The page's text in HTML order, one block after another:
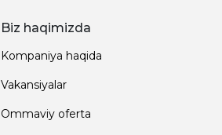
Biz haqimizda
Kompaniya haqida
Vakansiyalar
Ommaviy oferta